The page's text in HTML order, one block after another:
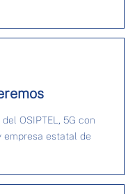
OSIPTEL, 5G con
empresa estatal de